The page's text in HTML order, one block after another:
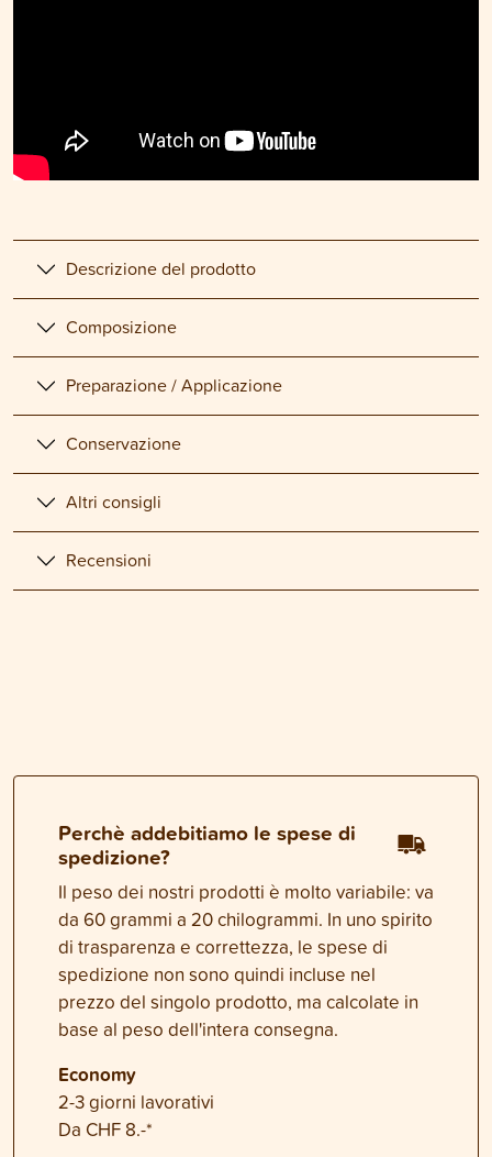
Descrizione del prodotto
Composizione
Preparazione / Applicazione
Conservazione
Altri consigli
Recensioni
Perchè addebitiamo le spese di
spedizione?
Il peso dei nostri prodotti è molto variabile: va
da 60 grammi a 20 chilogrammi. In uno spirito
di trasparenza e correttezza, le spese di
spedizione non sono quindi incluse nel
prezzo del singolo prodotto, ma calcolate in
base al peso dell'intera consegna.
Economy
2-3 giorni lavorativi
Da CHF 8.-*